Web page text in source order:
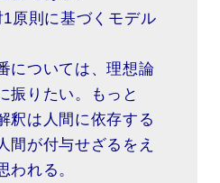
1原則に基づくモデル
については、理想論
振りたい。もっと
釈は人間に依存する
間が付与せざるをえ
われる。